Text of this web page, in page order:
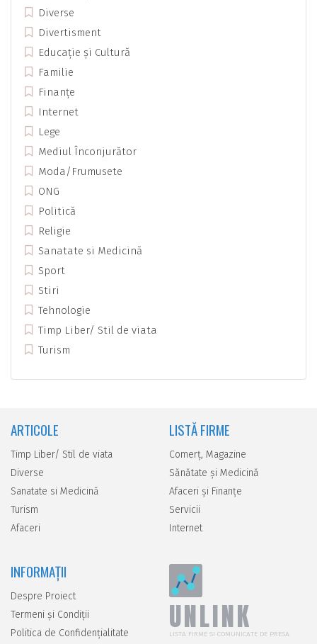
Diverse
Divertisment
Educație și Cultură
Familie
Finanțe
Internet
Lege
Mediul Înconjurător
Moda/Frumusete
ONG
Politică
Religie
Sanatate si Medicină
Sport
Stiri
Tehnologie
Timp Liber/ Stil de viata
Turism
ARTICOLE
Timp Liber/ Stil de viata
Diverse
Sanatate si Medicină
Turism
Afaceri
LISTĂ FIRME
Comerţ, Magazine
Sănătate şi Medicină
Afaceri şi Finanţe
Servicii
Internet
INFORMAȚII
Despre Proiect
Termeni și Condiții
Politica de Confidențialitate
UNLINK
LISTA FIRME SI COMUNICATE DE PRESA